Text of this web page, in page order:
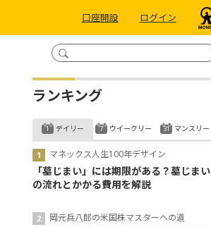
口座開設 ログイン
ランキング
デイリー
マネックス人生100年デザイン
「墓じまい」には期限がある？墓じまい
の流れとかかる費用を解説
岡元兵八郎の米国株マスターへの道
ウイークリー マンスリー